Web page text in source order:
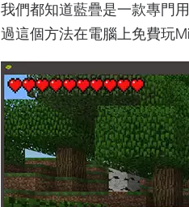
我們都知道藍疊是一款專門
過這個方法在電腦上免費玩